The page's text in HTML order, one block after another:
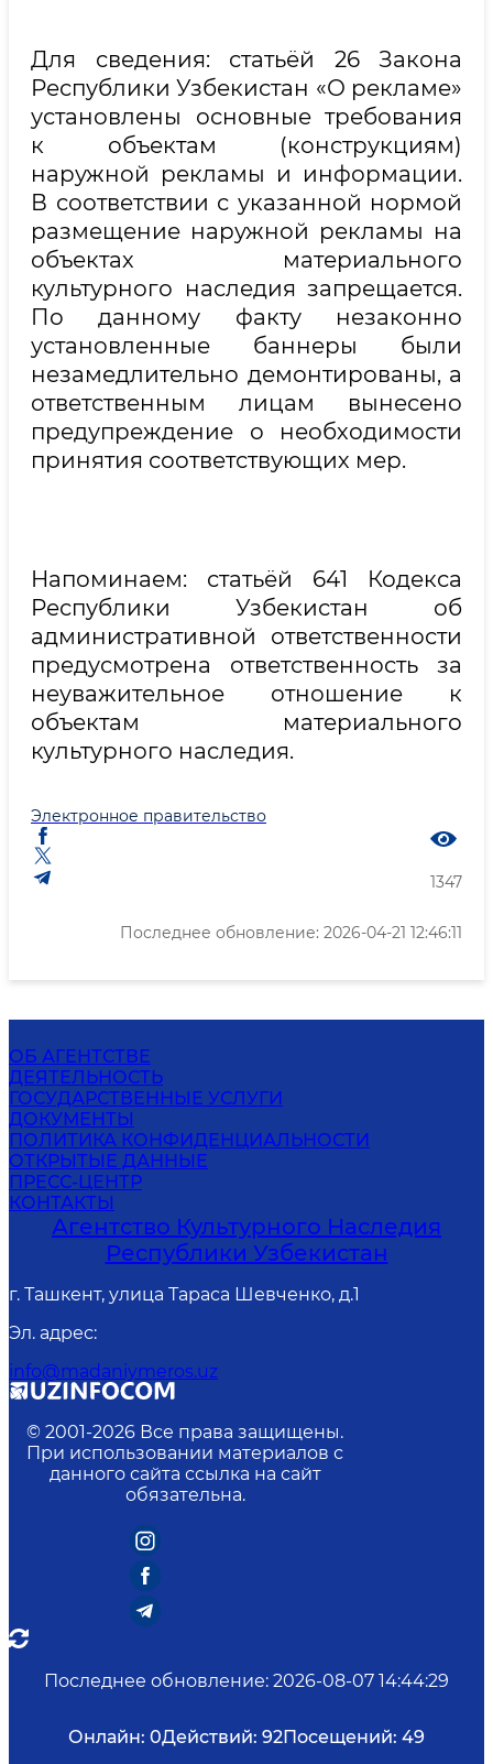
Для сведения: статьёй 26 Закона
Республики Узбекистан «О рекламе»
установлены основные требования
к объектам (конструкциям)
наружной рекламы и информации.
В соответствии с указанной нормой
размещение наружной рекламы на
объектах материального
культурного наследия запрещается.
По данному факту незаконно
установленные баннеры были
незамедлительно демонтированы, а
ответственным лицам вынесено
предупреждение о необходимости
принятия соответствующих мер.
Напоминаем: статьёй 641 Кодекса
Республики Узбекистан об
административной ответственности
предусмотрена ответственность за
неуважительное отношение к
объектам материального
культурного наследия.
Электронное правительство
1347
Последнее обновление: 2026-04-21 12:46:11
ОБ АГЕНТСТВЕ
ДЕЯТЕЛЬНОСТЬ
ГОСУДАРСТВЕННЫЕ УСЛУГИ
ДОКУМЕНТЫ
ПОЛИТИКА КОНФИДЕНЦИАЛЬНОСТИ
ОТКРЫТЫЕ ДАННЫЕ
ПРЕСС-ЦЕНТР
КОНТАКТЫ
Агентство Культурного Наследия
Республики Узбекистан
г. Ташкент, улица Тараса Шевченко, д.1
Эл. адрес:
info@madaniymeros.uz
© 2001-2026 Все права защищены.
При использовании материалов с
данного сайта ссылка на сайт
обязательна.
Последнее обновление: 2026-08-07 14:44:29
Онлайн: 0Действий: 92Посещений: 49